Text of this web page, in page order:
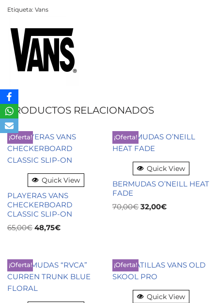
Etiqueta: Vans
PRODUCTOS RELACIONADOS
¡Oferta!
Quick View
PLAYERAS VANS
CHECKERBOARD
CLASSIC SLIP-ON
65,00€ 48,75€
¡Oferta!
Quick View
BERMUDAS O’NEILL HEAT
FADE
70,00€ 32,00€
¡Oferta! ¡Oferta!
Quick View